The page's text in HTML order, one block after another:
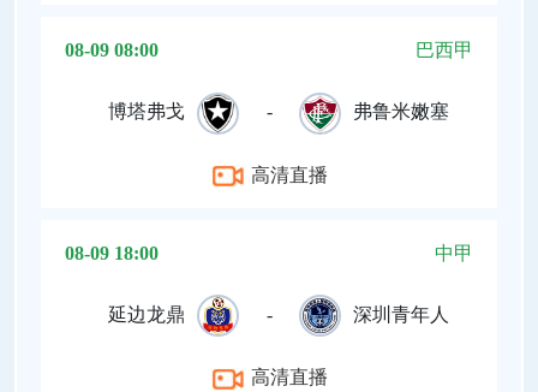
08-09 08:00 巴西甲
博塔弗戈 - 弗鲁米嫩塞
高清直播
08-09 18:00 中甲
延边龙鼎 - 深圳青年人
高清直播